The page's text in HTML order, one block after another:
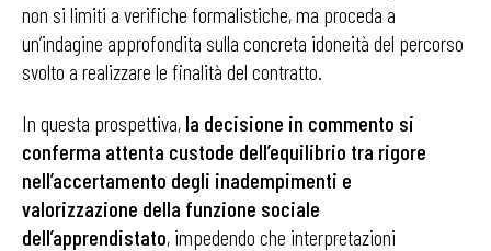
non si limiti a verifiche formalistiche, ma proceda a
un’indagine approfondita sulla concreta idoneità del percorso
svolto a realizzare le finalità del contratto.
In questa prospettiva, la decisione in commento si
conferma attenta custode dell’equilibrio tra rigore
nell’accertamento degli inadempimenti e
valorizzazione della funzione sociale
dell’apprendistato, impedendo che interpretazioni